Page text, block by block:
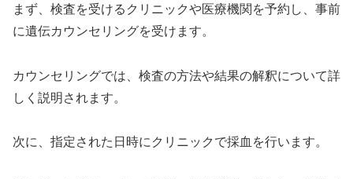
まず、検査を受けるクリニックや医療機関を予約し、事前
に遺伝カウンセリングを受けます。
カウンセリングでは、検査の方法や結果の解釈について詳
しく説明されます。
次に、指定された日時にクリニックで採血を行います。